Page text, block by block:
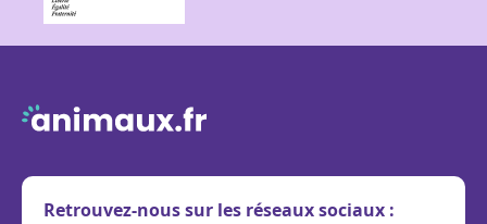
Retrouvez-nous sur les réseaux sociaux :